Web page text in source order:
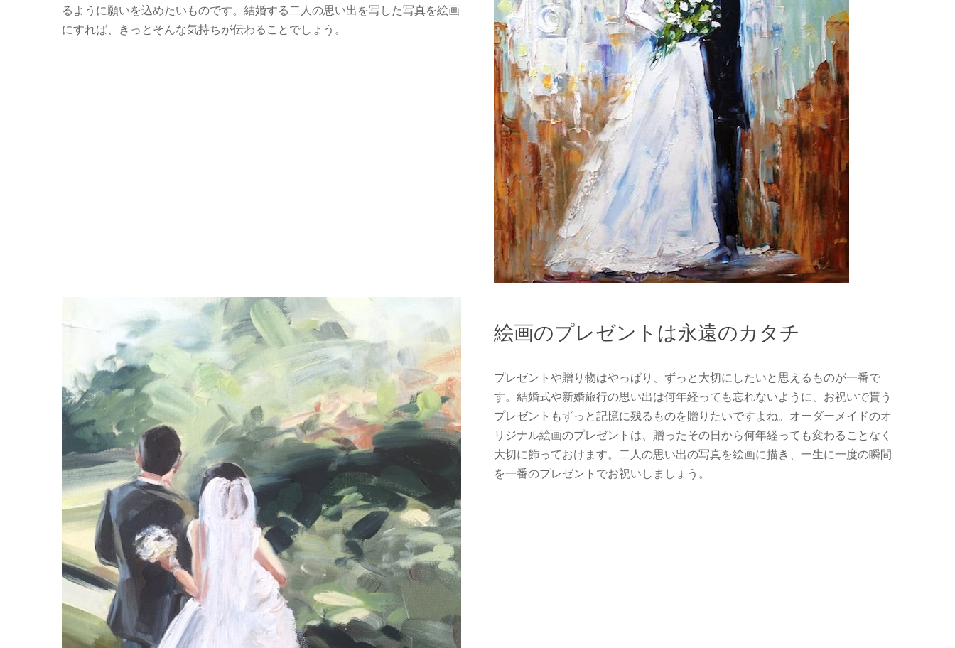
るように願いを込めたいものです。結婚する二人の思い出を写した写真を絵画
にすれば、きっとそんな気持ちが伝わることでしょう。
絵画のプレゼントは永遠のカタチ
プレゼントや贈り物はやっぱり、ずっと大切にしたいと思えるものが一番で
す。結婚式や新婚旅行の思い出は何年経っても忘れないように、お祝いで貰う
プレゼントもずっと記憶に残るものを贈りたいですよね。オーダーメイドのオ
リジナル絵画のプレゼントは、贈ったその日から何年経っても変わることなく
大切に飾っておけます。二人の思い出の写真を絵画に描き、一生に一度の瞬間
を一番のプレゼントでお祝いしましょう。